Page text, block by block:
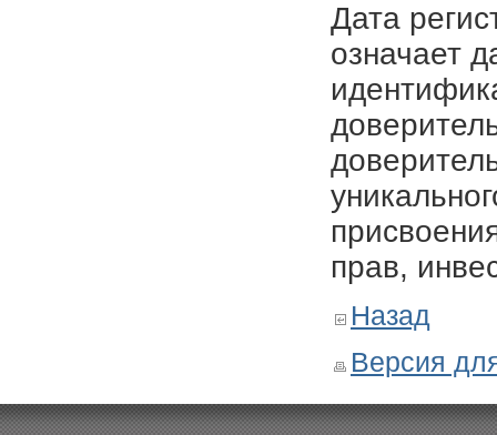
Дата
означает
прав,
Назад
Версия